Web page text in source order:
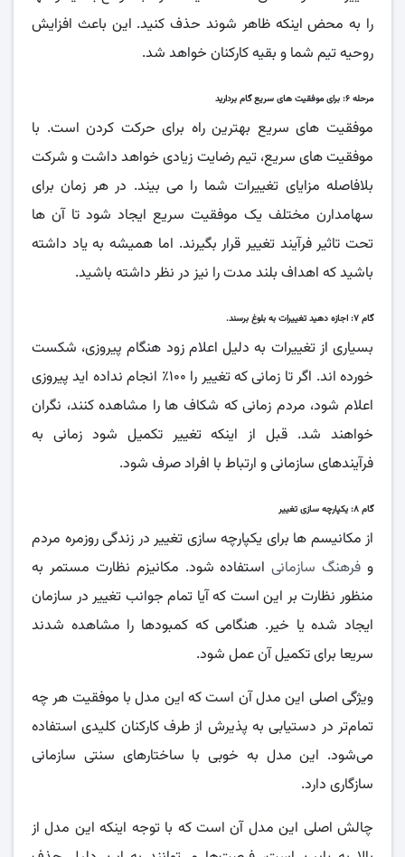
را به محض اینکه ظاهر شوند حذف کنید. این باعث افزایش
روحیه تیم شما و بقیه کارکنان خواهد شد.
مرحله ۶: برای موفقیت های سریع گام بردارید
موفقیت های سریع بهترین راه برای حرکت کردن است. با
موفقیت های سریع، تیم رضایت زیادی خواهد داشت و شرکت
بلافاصله مزایای تغییرات شما را می بیند. در هر زمان برای
سهامدارن مختلف یک موفقیت سریع ایجاد شود تا آن ها
تحت تاثیر فرآیند تغییر قرار بگیرند. اما همیشه به یاد داشته
باشید که اهداف بلند مدت را نیز در نظر داشته باشید.
گام ۷: اجازه دهید تغییرات به بلوغ برسند .
بسیاری از تغییرات به دلیل اعلام زود هنگام پیروزی، شکست
خورده اند. اگر تا زمانی که تغییر را ۱۰۰٪ انجام نداده اید پیروزی
اعلام شود، مردم زمانی که شکاف ها را مشاهده کنند، نگران
خواهند شد. قبل از اینکه تغییر تکمیل شود زمانی به
فرآیندهای سازمانی و ارتباط با افراد صرف شود.
گام ۸: یکپارچه سازی تغییر
از مکانیسم ها برای یکپارچه سازی تغییر در زندگی روزمره مردم
و فرهنگ سازمانیاستفاده شود. مکانیزم نظارت مستمر به
منظور نظارت بر این است که آیا تمام جوانب تغییر در سازمان
ایجاد شده یا خیر. هنگامی که کمبودها را مشاهده شدند
سریعا برای تکمیل آن عمل شود.
ویژگی اصلی این مدل آن است که این مدل با موفقیت هر چه
تمام‌تر در دستیابی به پذیرش از طرف کارکنان کلیدی استفاده
می‌شود. این مدل به خوبی با ساختارهای سنتی سازمانی
سازگاری دارد.
چالش اصلی این مدل آن است که با توجه اینکه این مدل از